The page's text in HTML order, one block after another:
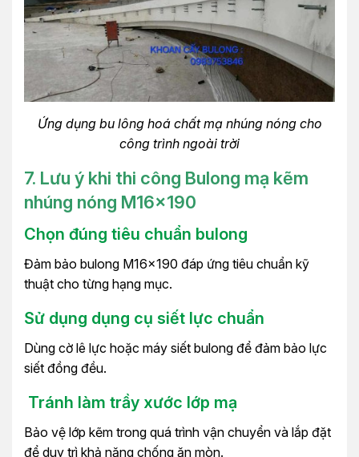
Ứng dụng bu lông hoá chất mạ nhúng nóng cho
công trình ngoài trời
7. Lưu ý khi thi công Bulong mạ kẽm
nhúng nóng M16x190
Chọn đúng tiêu chuẩn bulong
Đảm bảo bulong M16x190 đáp ứng tiêu chuẩn kỹ
thuật cho từng hạng mục.
Sử dụng dụng cụ siết lực chuẩn
Dùng cờ lê lực hoặc máy siết bulong để đảm bảo lực
siết đồng đều.
Tránh làm trầy xước lớp mạ
Bảo vệ lớp kẽm trong quá trình vận chuyển và lắp đặt
để duy trì khả năng chống ăn mòn.